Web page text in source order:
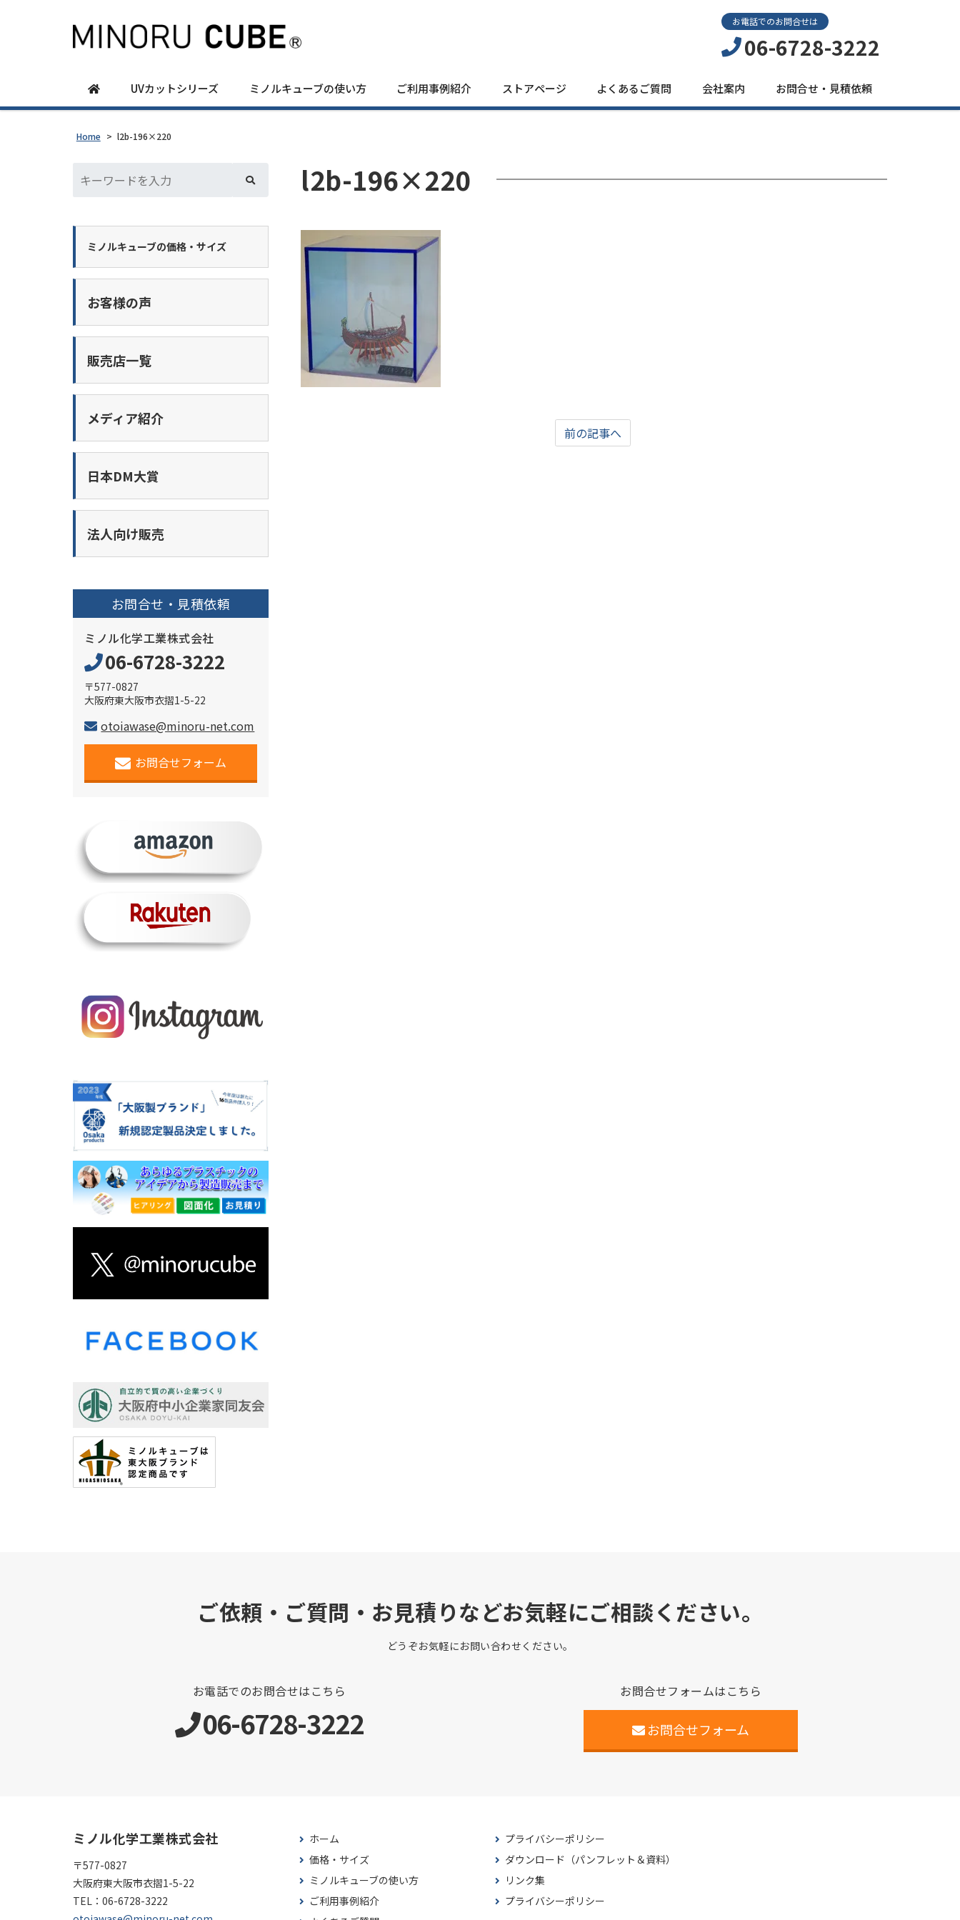
お電話でのお問合せは
06-6728-3222
UVカットシリーズ ミノルキューブの使い方 ご利用事例紹介 ストアページ よくあるご質問 会社案内 お問合せ・見積依頼
Home > l2b-196×220
l2b-196×220
前の記事へ
ミノルキューブの価格・サイズ
お客様の声
販売店一覧
メディア紹介
日本DM大賞
法人向け販売
お問合せ・見積依頼
ミノル化学工業株式会社
06-6728-3222
〒577-0827
大阪府東大阪市衣摺1-5-22
otoiawase@minoru-net.com
お問合せフォーム
ご依頼・ご質問・お見積りなどお気軽にご相談ください。
どうぞお気軽にお問い合わせください。
お電話でのお問合せはこちら
06-6728-3222
お問合せフォームはこちら
お問合せフォーム
ミノル化学工業株式会社
〒577-0827
大阪府東大阪市衣摺1-5-22
TEL： 06-6728-3222
ホーム
価格・サイズ
ミノルキューブの使い方
ご利用事例紹介
プライバシーポリシー
ダウンロード（パンフレット＆資料）
リンク集
プライバシーポリシー